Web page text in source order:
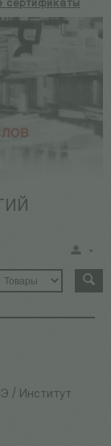
сертификаты